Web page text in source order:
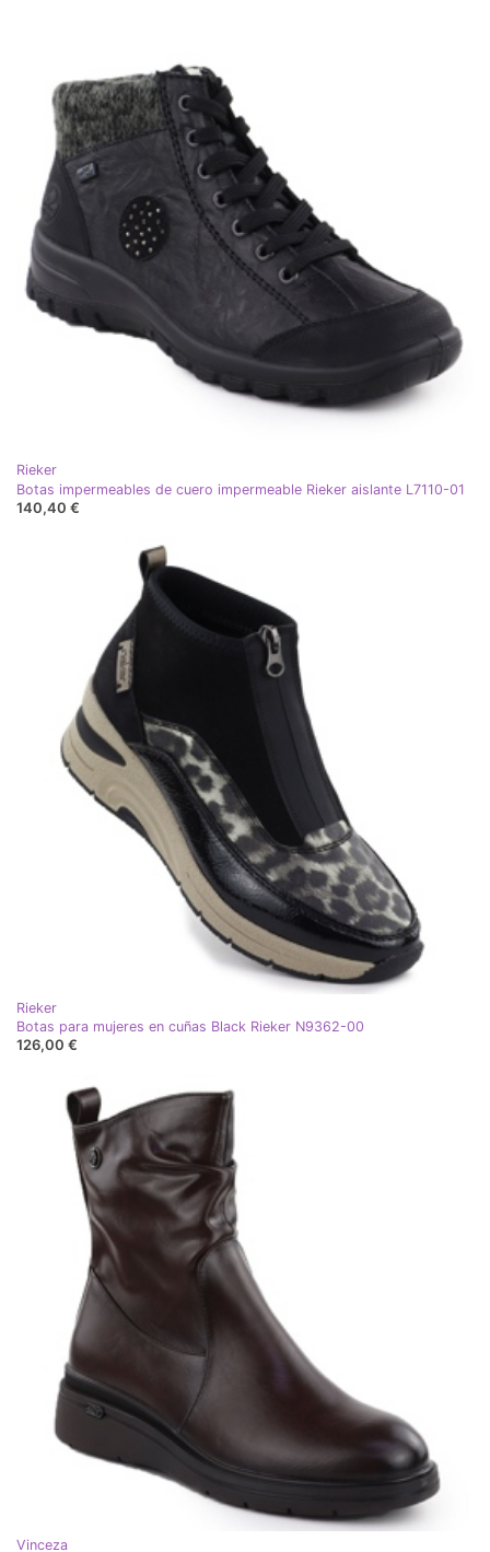
Rieker
Botas impermeables de cuero impermeable Rieker aislante L7110-01
140,40 €
Rieker
Botas para mujeres en cuñas Black Rieker N9362-00
126,00 €
Vinceza